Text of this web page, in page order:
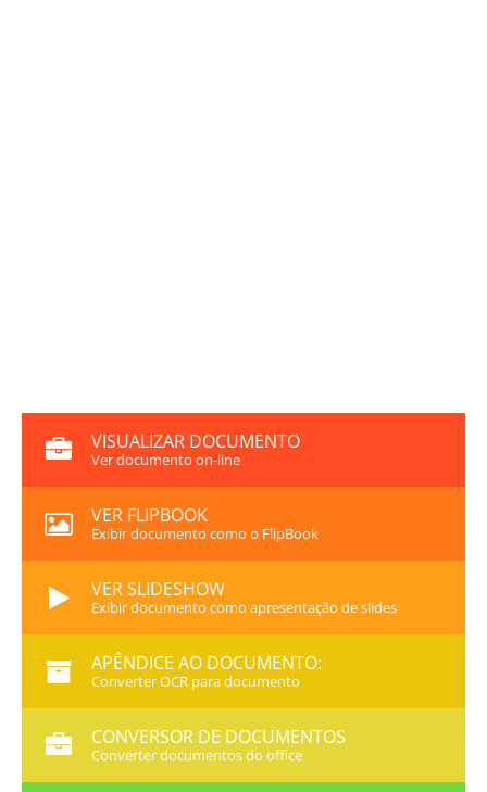
VISUALIZAR DOCUMENTO
Ver documento on-line
VER FLIPBOOK
Exibir documento como o FlipBook
VER SLIDESHOW
Exibir documento como apresentação de slides
APÊNDICE AO DOCUMENTO:
Converter OCR para documento
CONVERSOR DE DOCUMENTOS
Converter documentos do office